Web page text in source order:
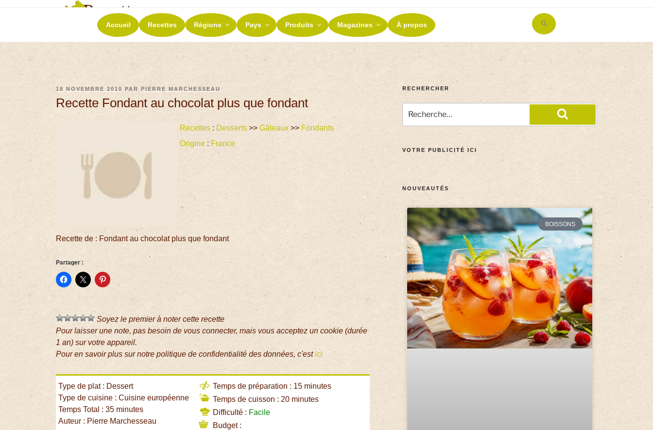
RECETTES ET TERROIRS
La richesse de nos terroirs
Accueil Recettes Régions Pays Produits Magazines À propos
Search
for:
18 NOVEMBRE 2010 PARPIERRE MARCHESSEAU
Recette Fondant au chocolat plus que fondant
Recettes : Desserts >>Gâteaux >> Fondants
Origine : France
Recette de : Fondant au chocolat plus que fondant
Partager :
Soyez le premier à noter cette recette
Pour laisser une note, pas besoin de vous connecter, mais vous acceptez un cookie (durée
1 an) sur votre appareil.
Pour en savoir plus sur notre politique de confidentialité des données, c'estici
Type de plat : Dessert
Type de cuisine : Cuisine européenne
Temps Total : 35 minutes
Auteur : Pierre Marchesseau
Temps de préparation : 15 minutes
Temps de cuisson : 20 minutes
Difficulté : Facile
Budget :
RECHERCHER
VOTRE PUBLICITÉ ICI
NOUVEAUTÉS
BOISSONS